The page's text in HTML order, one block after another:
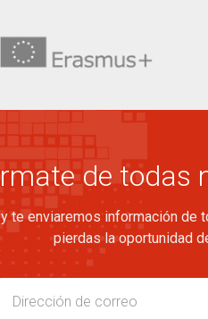
de todas
te enviaremos información de
pierdas la oportunidad